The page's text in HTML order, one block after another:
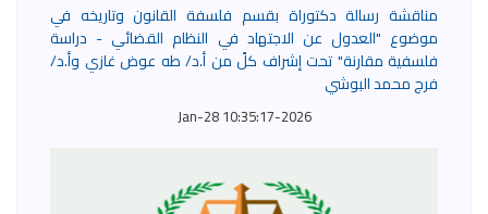
مناقشة رسالة دكتوراة بقسم فلسفة القانون وتاريخه في
موضوع "العدول عن الاجتهاد في النظام القضائي - دراسة
فلسفية مقارنة" تحت إشراف كلً من أ.د/ طه عوض غازي وأ.د/
فرج محمد البوشي
2026-Jan-28 10:35:17